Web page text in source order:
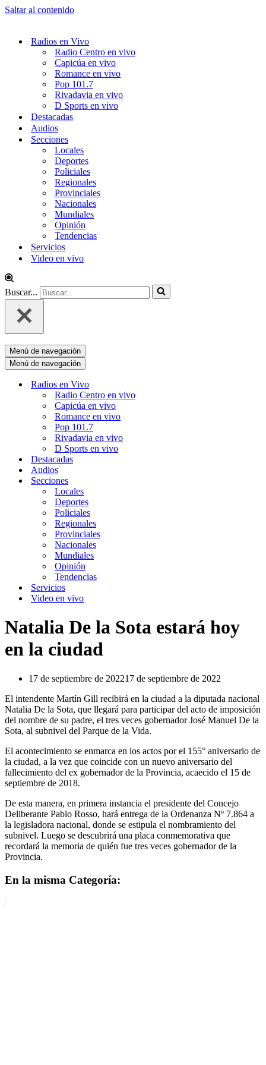
Saltar al contenido
Radios en Vivo
Radio Centro en vivo
Capicúa en vivo
Romance en vivo
Pop 101.7
Rivadavia en vivo
D Sports en vivo
Destacadas
Audios
Secciones
Locales
Deportes
Policiales
Regionales
Provinciales
Nacionales
Mundiales
Opinión
Tendencias
Servicios
Video en vivo
Buscar...
Menú de navegación
Menú de navegación
Radios en Vivo
Radio Centro en vivo
Capicúa en vivo
Romance en vivo
Pop 101.7
Rivadavia en vivo
D Sports en vivo
Destacadas
Audios
Secciones
Locales
Deportes
Policiales
Regionales
Provinciales
Nacionales
Mundiales
Opinión
Tendencias
Servicios
Video en vivo
Natalia De la Sota estará hoy
en la ciudad
17 de septiembre de 202217 de septiembre de 2022
El intendente Martín Gill recibirá en la ciudad a la diputada nacional
Natalia De la Sota, que llegará para participar del acto de imposición
del nombre de su padre, el tres veces gobernador José Manuel De la
Sota, al subnivel del Parque de la Vida.
El acontecimiento se enmarca en los actos por el 155° aniversario de
la ciudad, a la vez que coincide con un nuevo aniversario del
fallecimiento del ex gobernador de la Provincia, acaecido el 15 de
septiembre de 2018.
De esta manera, en primera instancia el presidente del Concejo
Deliberante Pablo Rosso, hará entrega de la Ordenanza Nº 7.864 a
la legisladora nacional, donde se estipula el nombramiento del
subnivel. Luego se descubrirá una placa conmemorativa que
recordará la memoria de quién fue tres veces gobernador de la
Provincia.
En la misma Categoría: